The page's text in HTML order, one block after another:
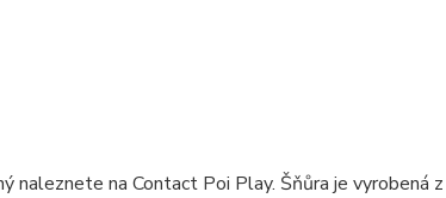
naleznete na Contact Poi Play. Šňůra je vyrobená